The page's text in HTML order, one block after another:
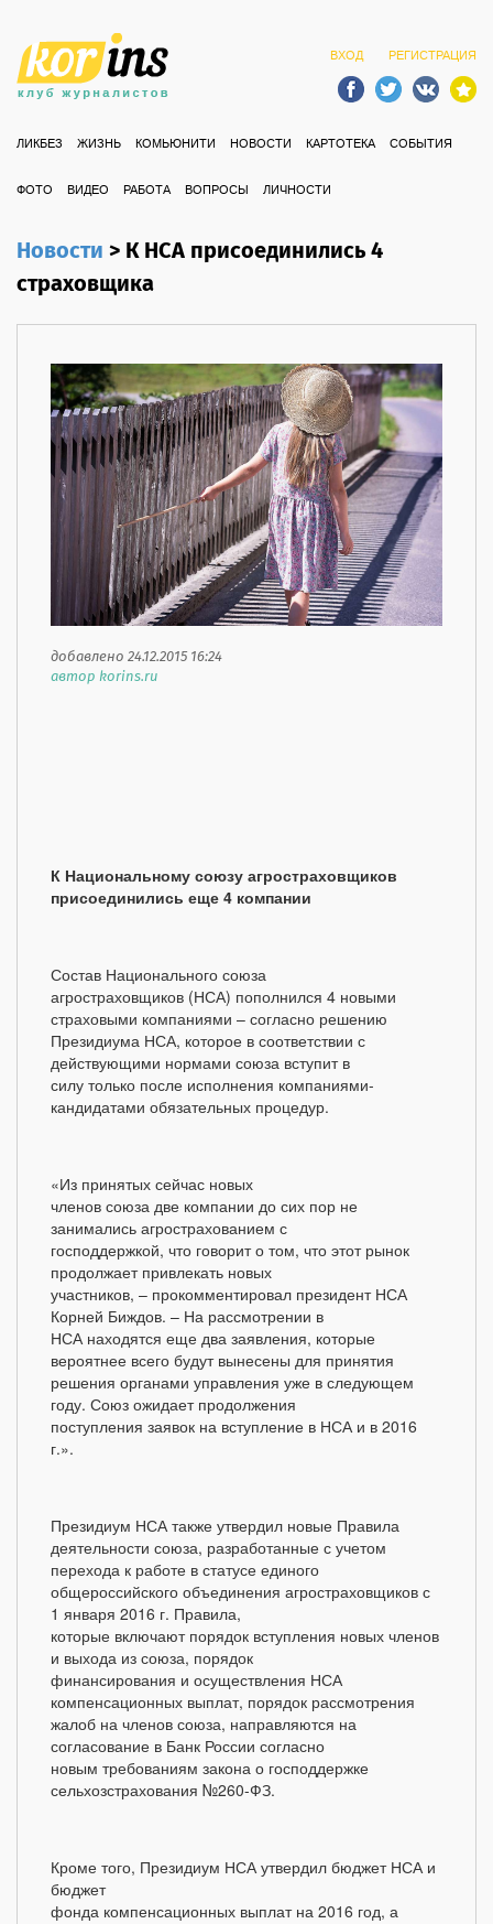
ВХОД РЕГИСТРАЦИЯ
ЛИКБЕЗ ЖИЗНЬ КОМЬЮНИТИ НОВОСТИ КАРТОТЕКА СОБЫТИЯ
ФОТО ВИДЕО РАБОТА ВОПРОСЫ ЛИЧНОСТИ
Новости>К НСА присоединились 4
страховщика
добавлено 24.12.2015 16:24
автор korins.ru
К Национальному союзу агростраховщиков
присоединились еще 4 компании
Состав Национального союза
агростраховщиков (НСА) пополнился 4 новыми
страховыми компаниями – согласно решению
Президиума НСА, которое в соответствии с
действующими нормами союза вступит в
силу только после исполнения компаниями-
кандидатами обязательных процедур.
«Из принятых сейчас новых
членов союза две компании до сих пор не
занимались агрострахованием с
господдержкой, что говорит о том, что этот рынок
продолжает привлекать новых
участников, – прокомментировал президент НСА
Корней Биждов. – На рассмотрении в
НСА находятся еще два заявления, которые
вероятнее всего будут вынесены для принятия
решения органами управления уже в следующем
году. Союз ожидает продолжения
поступления заявок на вступление в НСА и в 2016
г.».
Президиум НСА также утвердил новые Правила
деятельности союза, разработанные с учетом
перехода к работе в статусе единого
общероссийского объединения агростраховщиков с
1 января 2016 г. Правила,
которые включают порядок вступления новых членов
и выхода из союза, порядок
финансирования и осуществления НСА
компенсационных выплат, порядок рассмотрения
жалоб на членов союза, направляются на
согласование в Банк России согласно
новым требованиям закона о господдержке
сельхозстрахования №260-ФЗ.
Кроме того, Президиум НСА утвердил бюджет НСА и
бюджет
фонда компенсационных выплат на 2016 год, а